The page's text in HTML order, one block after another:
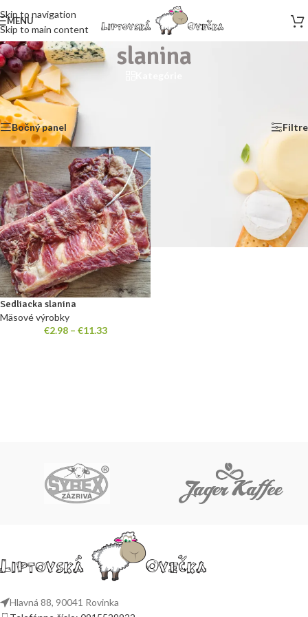
Skip to navigation
Skip to main content
MENU
slanina
Domov/E-shop/Produkty so značkou “slanina”
Zobrazený jediný výsledok
Bočný panel Filtre
Sedliacka slanina
Mäsové výrobky
€2.98 – €11.33
Hlavná 88, 90041 Rovinka